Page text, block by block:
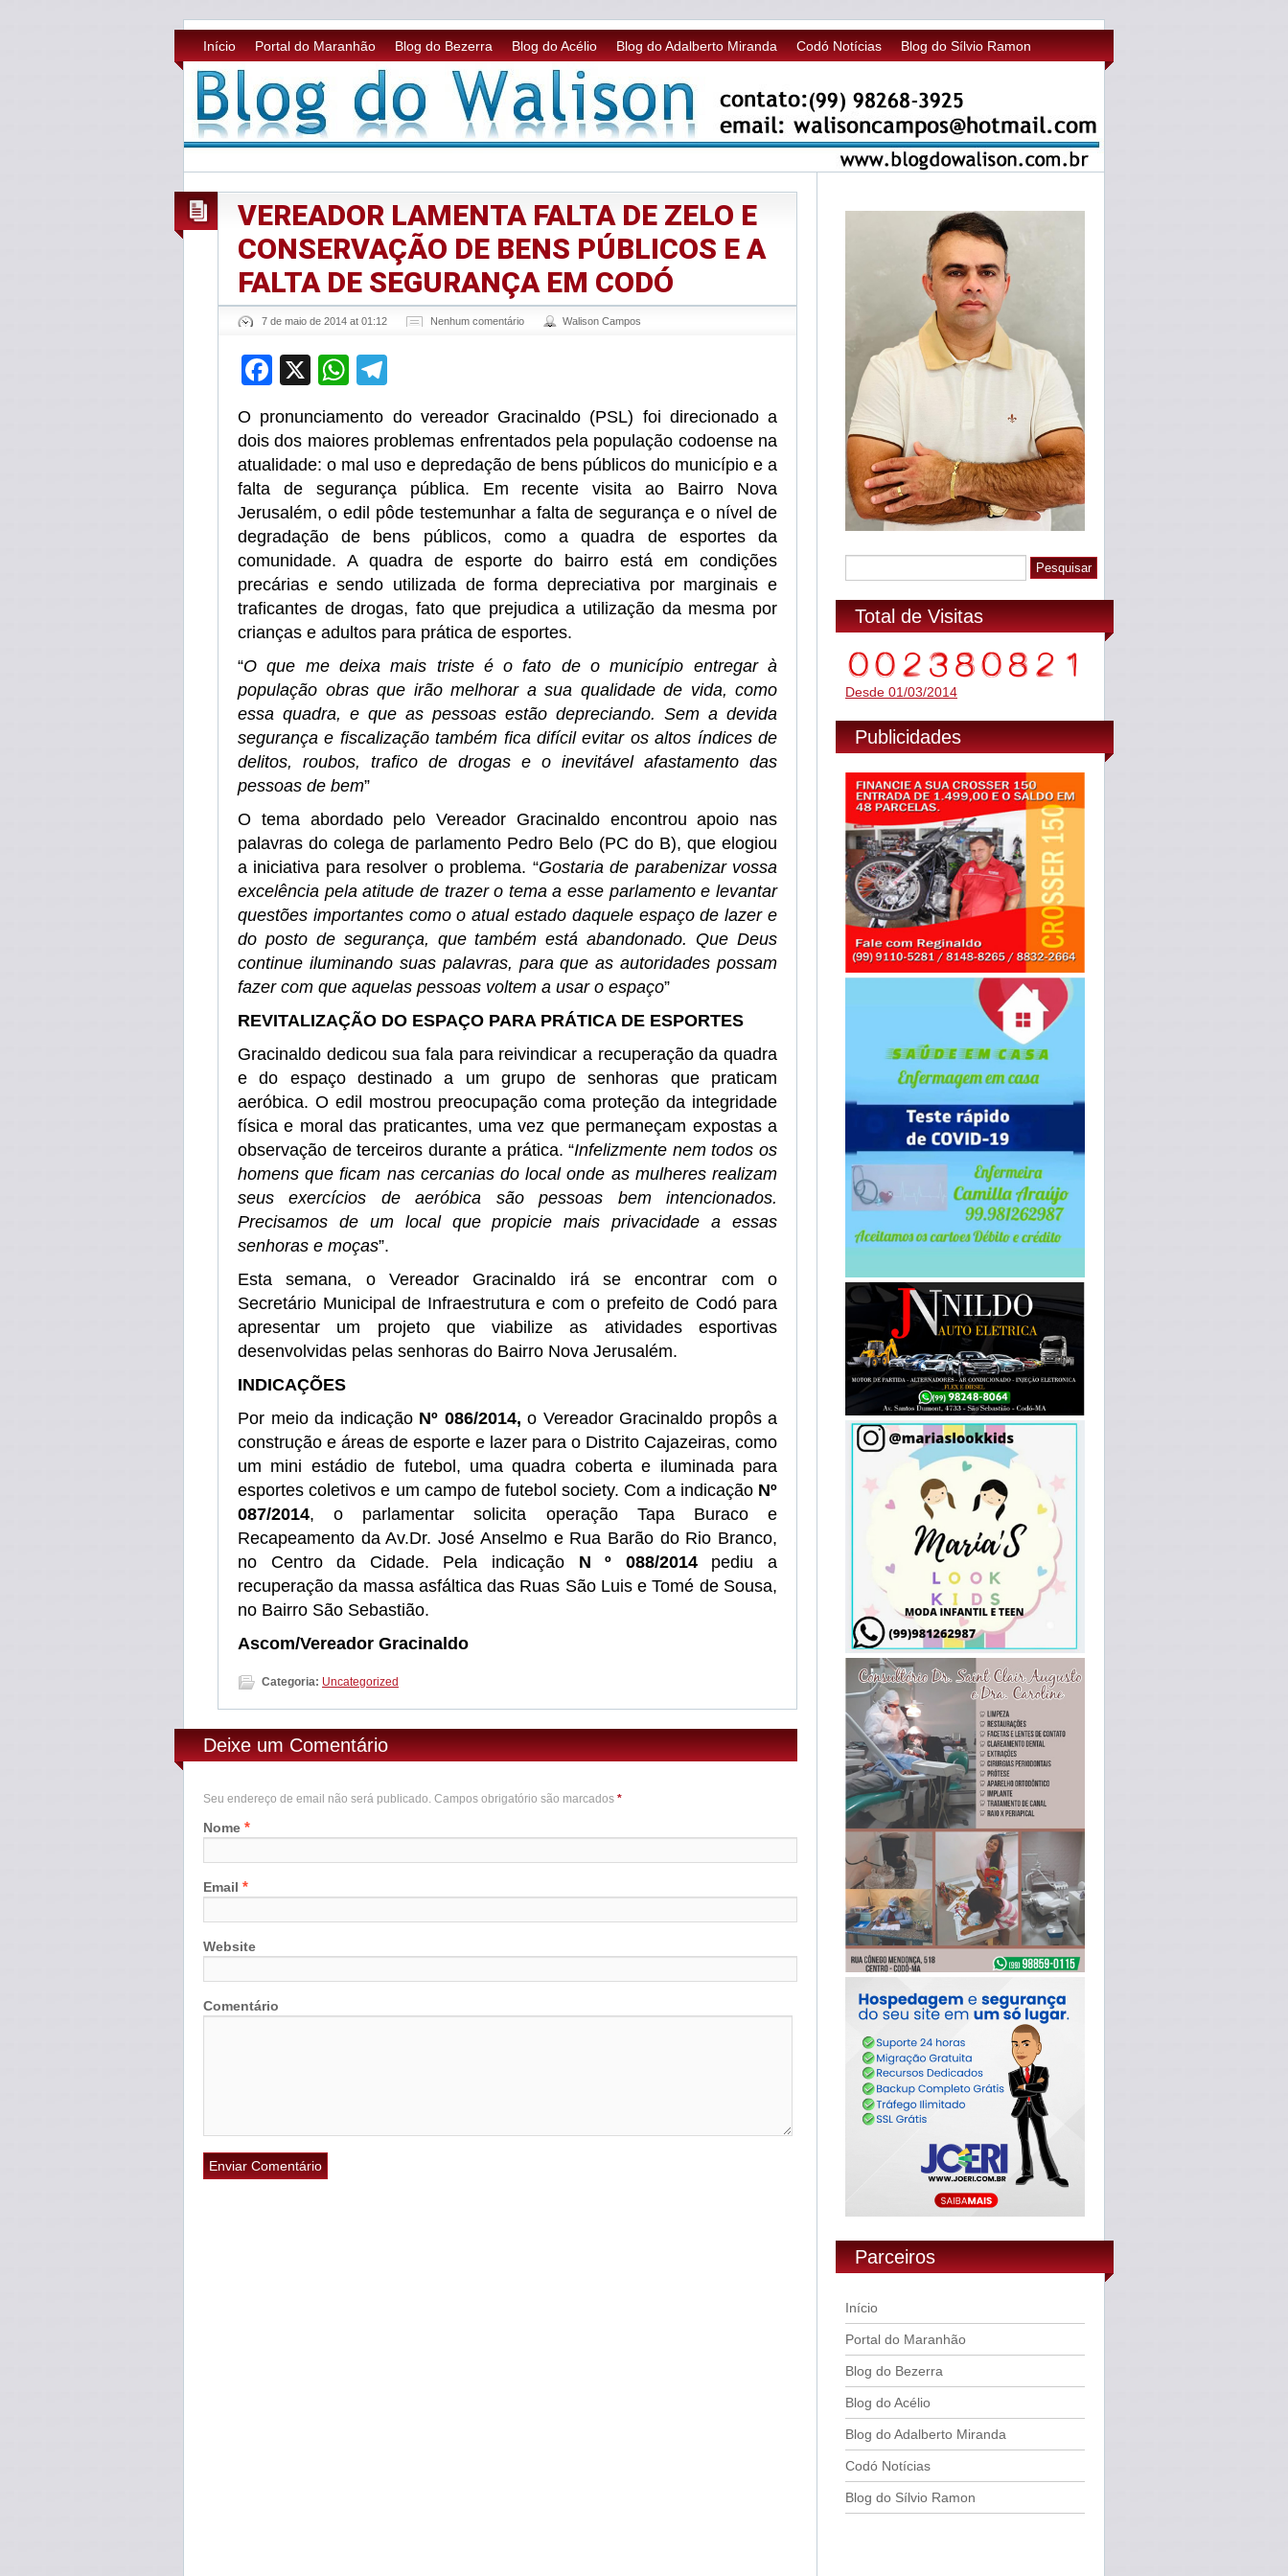
Início Portal do Maranhão Blog do Bezerra Blog do Acélio Blog do Adalberto Miranda Codó Notícias Blog do Sílvio Ramon
VEREADOR LAMENTA FALTA DE ZELO E
CONSERVAÇÃO DE BENS PÚBLICOS E A
FALTA DE SEGURANÇA EM CODÓ
7 de maio de 2014 at 01:12 Nenhum comentário Walison Campos
Facebook
X WhatsApp
O pronunciamento do vereador Gracinaldo (PSL) foi direcionado a
dois dos maiores problemas enfrentados pela população codoense na
atualidade: o mal uso e depredação de bens públicos do município e a
falta de segurança pública. Em recente visita ao Bairro Nova
Jerusalém, o edil pôde testemunhar a falta de segurança e o nível de
degradação de bens públicos, como a quadra de esportes da
comunidade. A quadra de esporte do bairro está em condições
precárias e sendo utilizada de forma depreciativa por marginais e
traficantes de drogas, fato que prejudica a utilização da mesma por
crianças e adultos para prática de esportes.
“O que me deixa mais triste é o fato de o município entregar à
população obras que irão melhorar a sua qualidade de vida, como
essa quadra, e que as pessoas estão depreciando. Sem a devida
segurança e fiscalização também fica difícil evitar os altos índices de
delitos, roubos, trafico de drogas e o inevitável afastamento das
pessoas de bem”
O tema abordado pelo Vereador Gracinaldo encontrou apoio nas
palavras do colega de parlamento Pedro Belo (PC do B), que elogiou
a iniciativa para resolver o problema. “Gostaria de parabenizar vossa
excelência pela atitude de trazer o tema a esse parlamento e levantar
questões importantes como o atual estado daquele espaço de lazer e
do posto de segurança, que também está abandonado. Que Deus
continue iluminando suas palavras, para que as autoridades possam
fazer com que aquelas pessoas voltem a usar o espaço”
REVITALIZAÇÃO DO ESPAÇO PARA PRÁTICA DE ESPORTES
Gracinaldo dedicou sua fala para reivindicar a recuperação da quadra
e do espaço destinado a um grupo de senhoras que praticam
aeróbica. O edil mostrou preocupação coma proteção da integridade
física e moral das praticantes, uma vez que permaneçam expostas a
observação de terceiros durante a prática. “Infelizmente nem todos os
homens que ficam nas cercanias do local onde as mulheres realizam
seus exercícios de aeróbica são pessoas bem intencionados.
Precisamos de um local que propicie mais privacidade a essas
senhoras e moças”.
Esta semana, o Vereador Gracinaldo irá se encontrar com o
Secretário Municipal de Infraestrutura e com o prefeito de Codó para
apresentar um projeto que viabilize as atividades esportivas
desenvolvidas pelas senhoras do Bairro Nova Jerusalém.
INDICAÇÕES
Por meio da indicação Nº 086/2014, o Vereador Gracinaldo propôs a
construção e áreas de esporte e lazer para o Distrito Cajazeiras, como
um mini estádio de futebol, uma quadra coberta e iluminada para
esportes coletivos e um campo de futebol society. Com a indicação Nº
087/2014, o parlamentar solicita operação Tapa Buraco e
Recapeamento da Av.Dr. José Anselmo e Rua Barão do Rio Branco,
no Centro da Cidade. Pela indicação N º 088/2014pediu a
recuperação da massa asfáltica das Ruas São Luis e Tomé de Sousa,
no Bairro São Sebastião.
Ascom/Vereador Gracinaldo
Categoria: Uncategorized
Deixe um Comentário
Seu endereço de email não será publicado. Campos obrigatório são marcados *
Nome *
Email *
Website
Comentário
Total de Visitas
Desde 01/03/2014
Publicidades
Parceiros
Início
Portal do Maranhão
Blog do Bezerra
Blog do Acélio
Blog do Adalberto Miranda
Codó Notícias
Blog do Sílvio Ramon